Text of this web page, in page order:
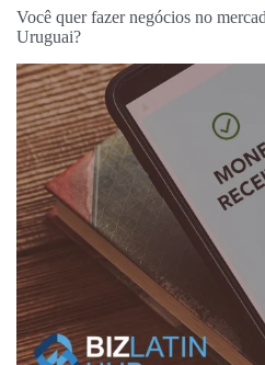
Você quer fazer negócios no
Uruguai?